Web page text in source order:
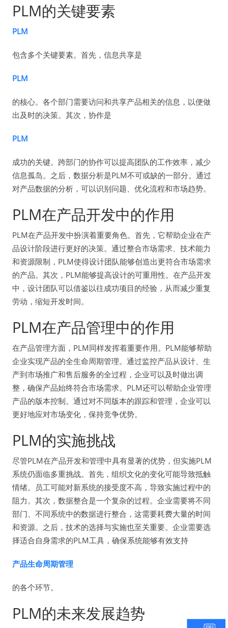
PLM的关键要素
PLM
包含多个关键要素。首先，信息共享是
PLM
的核心。各个部门需要访问和共享产品相关的信息，以便做
出及时的决策。其次，协作是
PLM
成功的关键。跨部门的协作可以提高团队的工作效率，减少
信息孤岛。之后，数据分析是PLM不可或缺的一部分。通过
对产品数据的分析，可以识别问题、优化流程和市场趋势。
PLM在产品开发中的作用
PLM在产品开发中扮演着重要角色。首先，它帮助企业在产
品设计阶段进行更好的决策。通过整合市场需求、技术能力
和资源限制，PLM使得设计团队能够创造出更符合市场需求
的产品。其次，PLM能够提高设计的可重用性。在产品开发
中，设计团队可以借鉴以往成功项目的经验，从而减少重复
劳动，缩短开发时间。
PLM在产品管理中的作用
在产品管理方面，PLM同样发挥着重要作用。PLM能够帮助
企业实现产品的全生命周期管理。通过监控产品从设计、生
产到市场推广和售后服务的全过程，企业可以及时做出调
整，确保产品始终符合市场需求。PLM还可以帮助企业管理
产品的版本控制。通过对不同版本的跟踪和管理，企业可以
更好地应对市场变化，保持竞争优势。
PLM的实施挑战
尽管PLM在产品开发和管理中具有显著的优势，但实施PLM
系统仍面临多重挑战。首先，组织文化的变化可能导致抵触
情绪。员工可能对新系统的接受度不高，导致实施过程中的
阻力。其次，数据整合是一个复杂的过程。企业需要将不同
部门、不同系统中的数据进行整合，这需要耗费大量的时间
和资源。之后，技术的选择与实施也至关重要。企业需要选
择适合自身需求的PLM工具，确保系统能够有效支持
产品生命周期管理
的各个环节。
PLM的未来发展趋势